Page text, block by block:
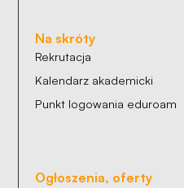
Na skróty
Rekrutacja
Kalendarz akademicki
Punkt logowania eduroam
Ogłoszenia, oferty